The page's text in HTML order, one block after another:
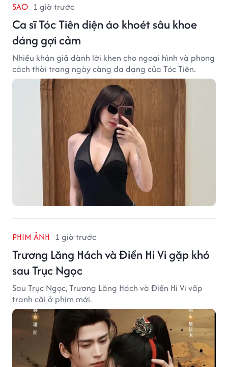
SAO 1 giờ trước
Ca sĩ Tóc Tiên diện áo khoét sâu khoe
dáng gợi cảm
Nhiều khán giả dành lời khen cho ngoại hình và phong
cách thời trang ngày càng đa dạng của Tóc Tiên.
PHIM ẢNH 1 giờ trước
Trương Lăng Hách và Điền Hi Vi gặp khó
sau Trục Ngọc
Sau Trục Ngọc, Trương Lăng Hách và Điền Hi Vi vấp
tranh cãi ở phim mới.